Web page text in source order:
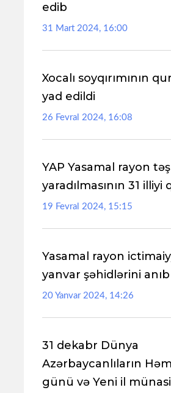
edib
31 Mart 2024, 16:00
Xocalı soyqırımının
yad edildi
26 Fevral 2024, 16:08
YAP Yasamal rayon
yaradılmasının 31 illiyi
19 Fevral 2024, 15:15
Yasamal rayon
yanvar şəhidlərini anıb
20 Yanvar 2024, 14:26
31 dekabr Dünya
Azərbaycanlıların
günü və Yeni il